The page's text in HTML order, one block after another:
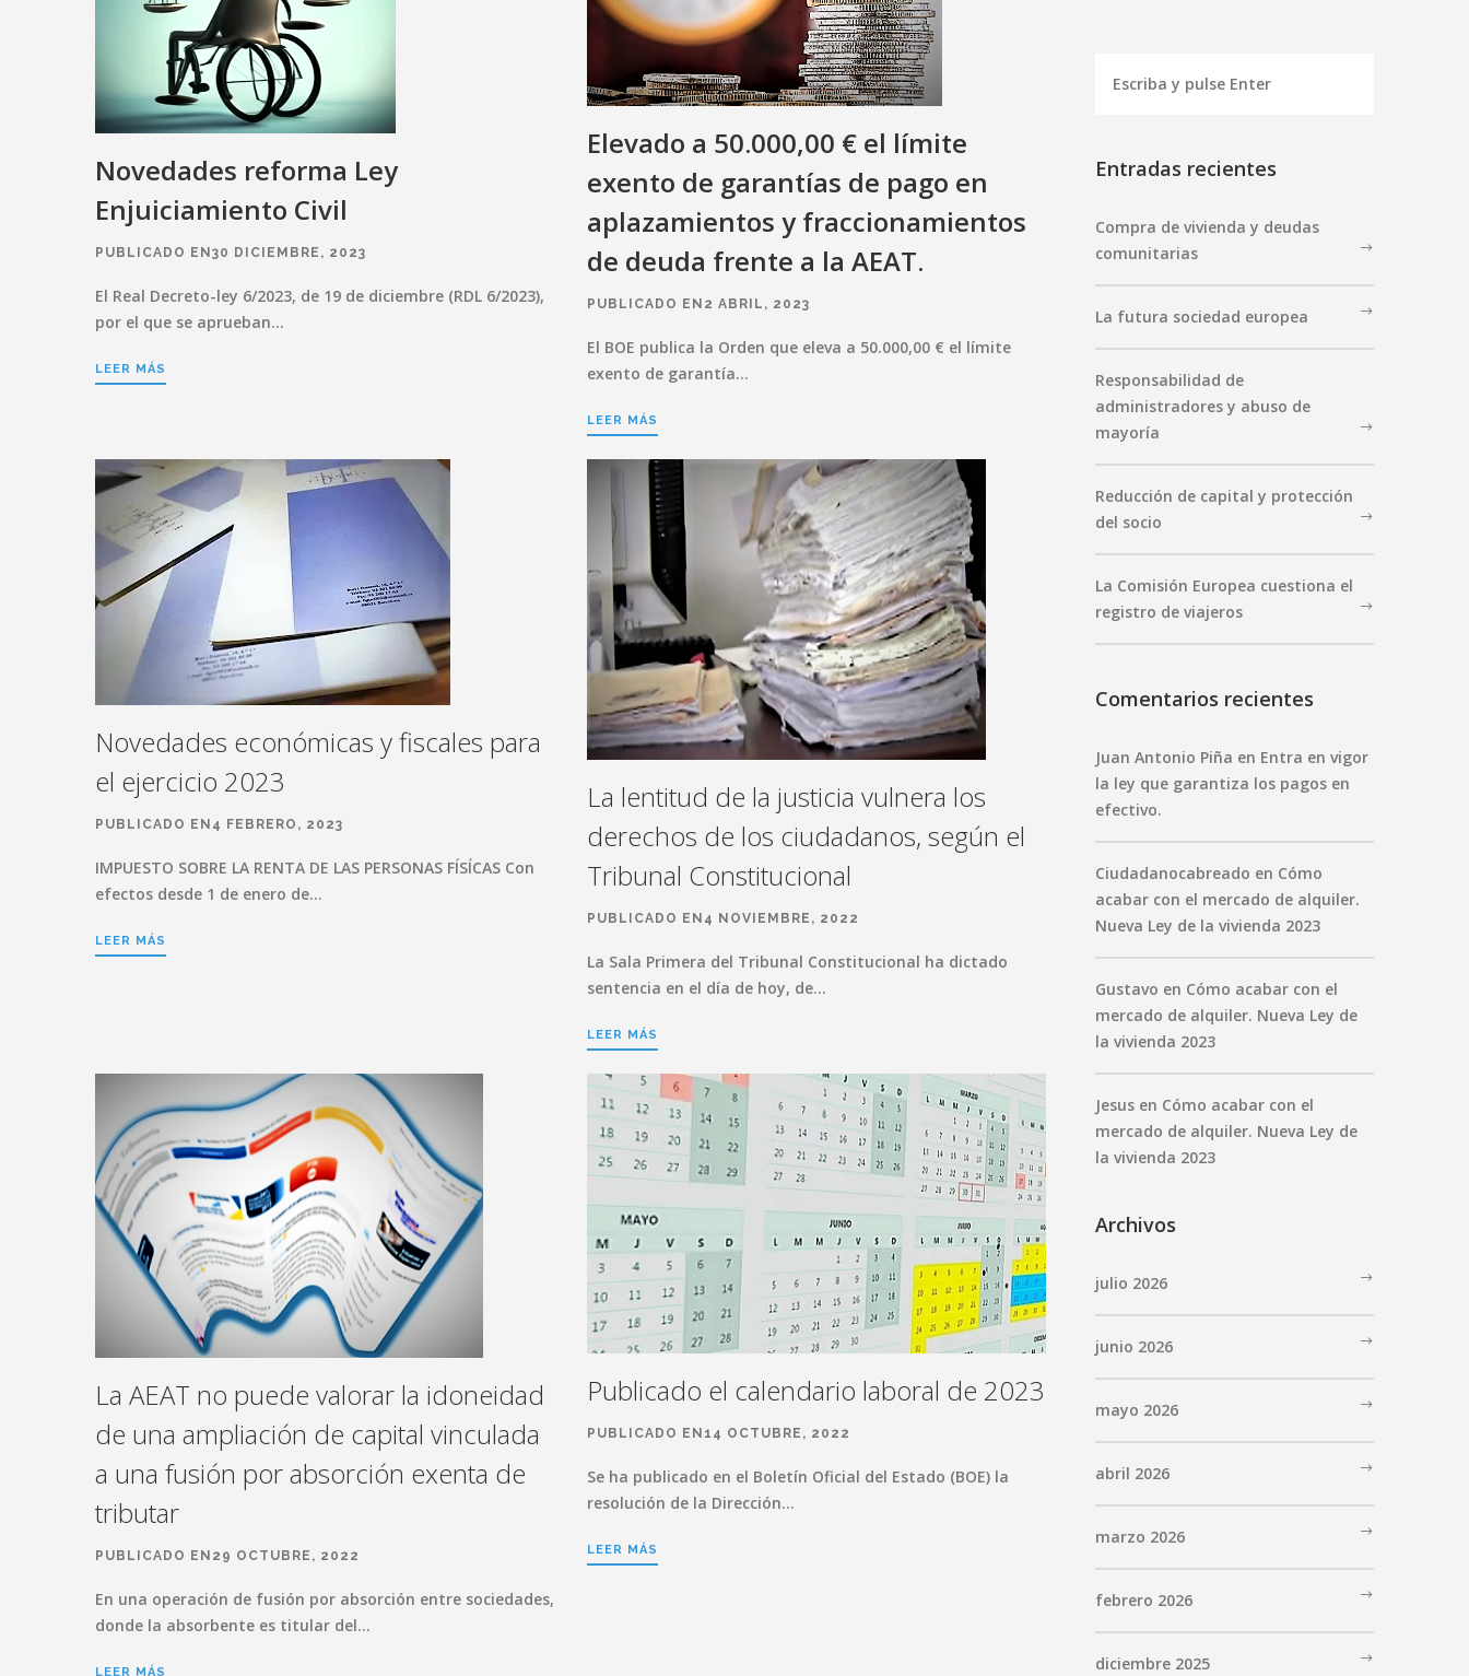
Novedades reforma Ley
Enjuiciamiento Civil
PUBLICADO EN30 DICIEMBRE, 2023
El Real Decreto-ley 6/2023, de 19 de diciembre (RDL 6/2023),
por el que se aprueban…
LEER MÁS
Elevado a 50.000,00 € el límite
exento de garantías de pago en
aplazamientos y fraccionamientos
de deuda frente a la AEAT.
PUBLICADO EN2 ABRIL, 2023
El BOE publica la Orden que eleva a 50.000,00 € el límite
exento de garantía…
LEER MÁS
Novedades económicas y fiscales para
el ejercicio 2023
PUBLICADO EN4 FEBRERO, 2023
IMPUESTO SOBRE LA RENTA DE LAS PERSONAS FÍSÍCAS Con
efectos desde 1 de enero de…
LEER MÁS
La lentitud de la justicia vulnera los
derechos de los ciudadanos, según el
Tribunal Constitucional
PUBLICADO EN4 NOVIEMBRE, 2022
La Sala Primera del Tribunal Constitucional ha dictado
sentencia en el día de hoy, de…
LEER MÁS
La AEAT no puede valorar la idoneidad
de una ampliación de capital vinculada
a una fusión por absorción exenta de
tributar
PUBLICADO EN29 OCTUBRE, 2022
En una operación de fusión por absorción entre sociedades,
donde la absorbente es titular del…
LEER MÁS
Publicado el calendario laboral de 2023
PUBLICADO EN14 OCTUBRE, 2022
Se ha publicado en el Boletín Oficial del Estado (BOE) la
resolución de la Dirección…
LEER MÁS
Entradas recientes
Compra de vivienda y deudas
comunitarias
La futura sociedad europea
Responsabilidad de
administradores y abuso de
mayoría
Reducción de capital y protección
del socio
La Comisión Europea cuestiona el
registro de viajeros
Comentarios recientes
Juan Antonio Piña en Entra en vigor
la ley que garantiza los pagos en
efectivo.
Ciudadanocabreado en Cómo
acabar con el mercado de alquiler.
Nueva Ley de la vivienda 2023
Gustavo en Cómo acabar con el
mercado de alquiler. Nueva Ley de
la vivienda 2023
Jesus en Cómo acabar con el
mercado de alquiler. Nueva Ley de
la vivienda 2023
Archivos
julio 2026
junio 2026
mayo 2026
abril 2026
marzo 2026
febrero 2026
diciembre 2025